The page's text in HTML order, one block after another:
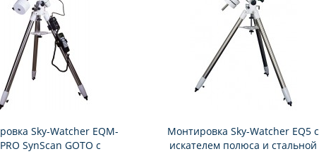
Sky-Watcher EQM-
SynScan GOTO с
Монтировка Sky-Watcher EQ5 с
искателем полюса и стальной